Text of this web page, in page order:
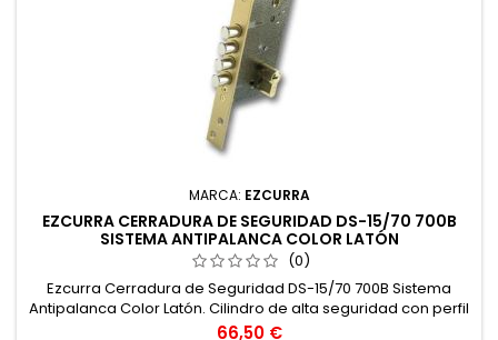
MARCA: EZCURRA
EZCURRA CERRADURA DE SEGURIDAD DS-15/70 700B
SISTEMA ANTIPALANCA COLOR LATÓN
(0)
Ezcurra Cerradura de Seguridad DS-15/70 700B Sistema
Antipalanca Color Latón. Cilindro de alta seguridad con perfil
europeo. Protección frontal antitaladro por pasadores de
Precio
66,50 €